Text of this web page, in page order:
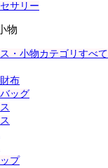
サリー
物
・小物カテゴリすべて
布
ッグ
プ